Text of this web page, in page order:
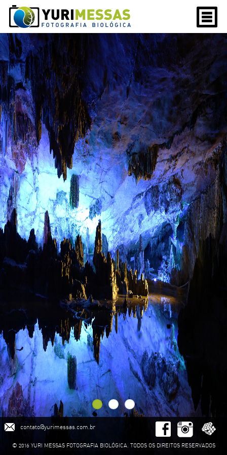
contato@yurimessas.com.br
© 2016 YURI MESSAS FOTOGRAFIA BIOLÓGICA. TODOS OS DIREITOS RESERVADOS